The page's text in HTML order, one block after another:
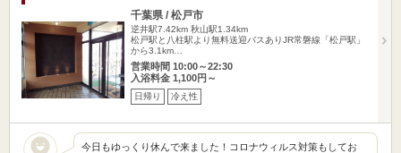
千葉県 / 松戸市
逆井駅7.42km 秋山駅1.34km
松戸駅と八柱駅より無料送迎バスありJR常磐線「松戸駅」
から3.1km…
営業時間 10:00～22:30
入浴料金 1,100円～
日帰り 冷え性
今日もゆっくり休んで来ました！コロナウィルス対策もしてお